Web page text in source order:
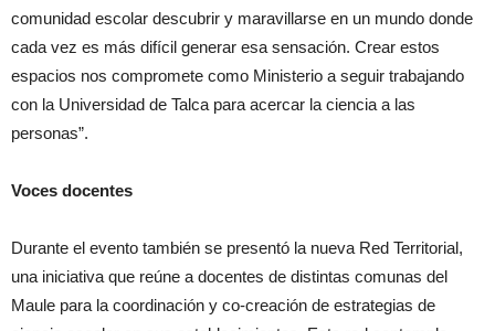
comunidad escolar descubrir y maravillarse en un mundo donde
cada vez es más difícil generar esa sensación. Crear estos
espacios nos compromete como Ministerio a seguir trabajando
con la Universidad de Talca para acercar la ciencia a las
personas”.
Voces docentes
Durante el evento también se presentó la nueva Red Territorial,
una iniciativa que reúne a docentes de distintas comunas del
Maule para la coordinación y co-creación de estrategias de